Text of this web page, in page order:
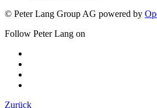
© Peter Lang Group AG powered by
Follow Peter Lang on
Zurück